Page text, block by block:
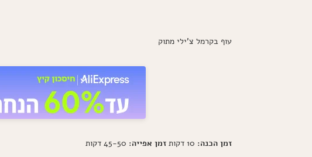
עוף בקרמל צ'ילי מתוק
זמן הכנה: זמן אפייה: